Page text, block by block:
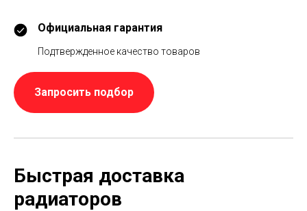
Официальная гарантия
Подтвержденное качество товаров
Запросить подбор
Быстрая доставка
радиаторов